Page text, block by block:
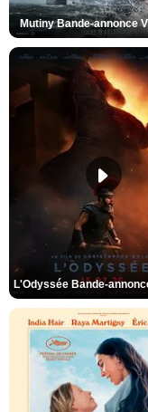
Mutiny Bande-annonce